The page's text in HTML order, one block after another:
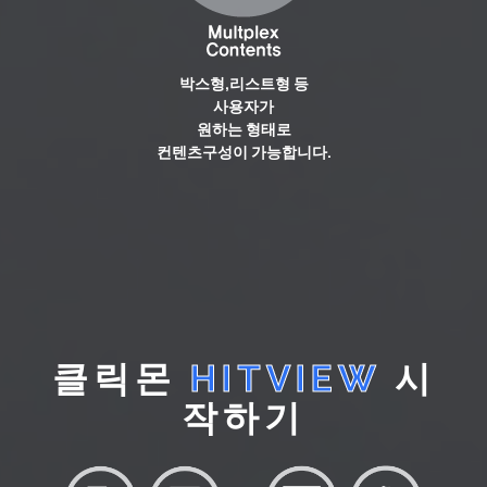
박스형,리스트형 등
사용자가
원하는 형태로
컨텐츠구성이 가능합니다.
클릭몬 HITVIEW 시
작하기